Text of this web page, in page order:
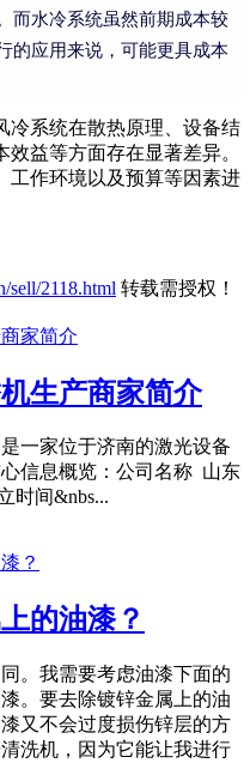
而水冷系统虽然前期成本较
的应用来说，可能更具成本
冷系统在散热原理、设备结
益等方面存在显著差异。
工作环境以及预算等因素进
sell/2118.html 转载需授权！
生产商家简介
一家位于济南的激光设备
信息概览：公司名称 山东
时间&nbs...
的油漆？
。我需要考虑油漆下面的
。要去除镀锌金属上的油
又不会过度损伤锌层的方
洗机，因为它能让我进行